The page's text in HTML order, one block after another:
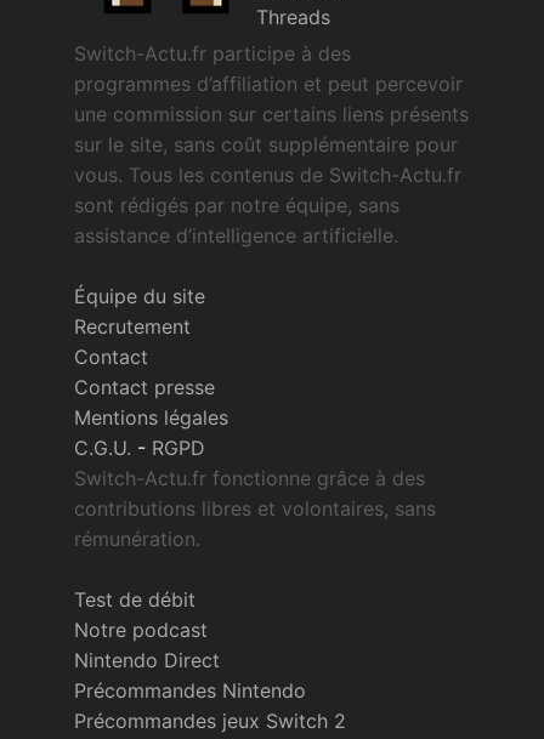
Threads
Switch-Actu.fr participe à des
programmes d’affiliation et peut percevoir
une commission sur certains liens présents
sur le site, sans coût supplémentaire pour
vous. Tous les contenus de Switch-Actu.fr
sont rédigés par notre équipe, sans
assistance d’intelligence artificielle.
Équipe du site
Recrutement
Contact
Contact presse
Mentions légales
C.G.U. - RGPD
Switch-Actu.fr fonctionne grâce à des
contributions libres et volontaires, sans
rémunération.
Test de débit
Notre podcast
Nintendo Direct
Précommandes Nintendo
Précommandes jeux Switch 2